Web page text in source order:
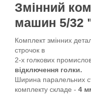
Змінний
машин 5/32
Комплект змінних
строчок в
2-х голкових
відключення голки.
Ширина паралельних
комплекту складе - 4